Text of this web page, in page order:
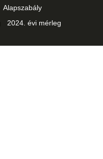
Alapszabály
2024. évi mérleg